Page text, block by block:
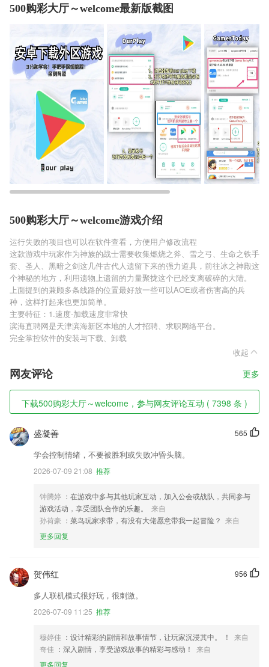
500购彩大厅～welcome最新版截图
500购彩大厅～welcome游戏介绍
运行失败的项目也可以在软件查看，方便用户修改流程
这款游戏中玩家作为神族的战士需要收集燃烧之斧、雪之弓、生命之铁手
套、圣人、黑暗之剑这几件古代人遗留下来的强力道具，前往冰之神殿这
个神秘的地方，利用遗物上遗留的力量聚拢这个已经支离破碎的大陆。
上面提到的兼顾多条线路的位置最好放一些可以AOE或者伤害高的兵
种，这样打起来也更加简单。
主要特征：1.速度-加载速度非常快
滨海直聘网是天津滨海新区本地的人才招聘、求职网络平台。
完全掌控软件的安装与下载、卸载
收起
网友评论 更多
下载500购彩大厅～welcome，参与网友评论互动 ( 7398 条 )
565
盛凝善
学会控制情绪，不要被胜利或失败冲昏头脑。
2026-07-09 21:08 推荐
钟腾婷 ：在游戏中多与其他玩家互动，加入公会或战队，共同参与
游戏活动，享受团队合作的乐趣。
来自
孙荷豪 ：菜鸟玩家求带，有没有大佬愿意带我一起冒险？ 来自
更多回复
956
贺伟红
多人联机模式很好玩，很刺激。
2026-07-09 11:25 推荐
穆婷佳 ：设计精彩的剧情和故事情节，让玩家沉浸其中。 ！
来自
奇佳 ：深入剧情，享受游戏故事的精彩与感动！
来自
更多回复